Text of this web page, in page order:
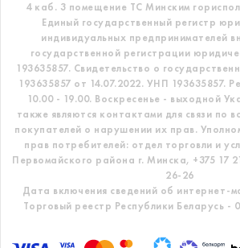
4 каб. 3 помещение ТС Минским
Единый государственный регистр
индивидуальных предпринимателей
государственной регистрации
193635857. Свидетельство о
193635857 от 14.07.2022. УНП 193635857.
10.00 - 19.00. Воскресенье - выходной
также являются контактами для связи по
покупателей о нарушении их прав.
прав потребителей: отдел торговли и
Первомайского района г. Минска, +375 17
26-26
Дата включения сведений об интернет-
Торговый реестр Республики Беларусь -